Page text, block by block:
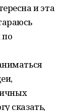
и эта
по
сказать,